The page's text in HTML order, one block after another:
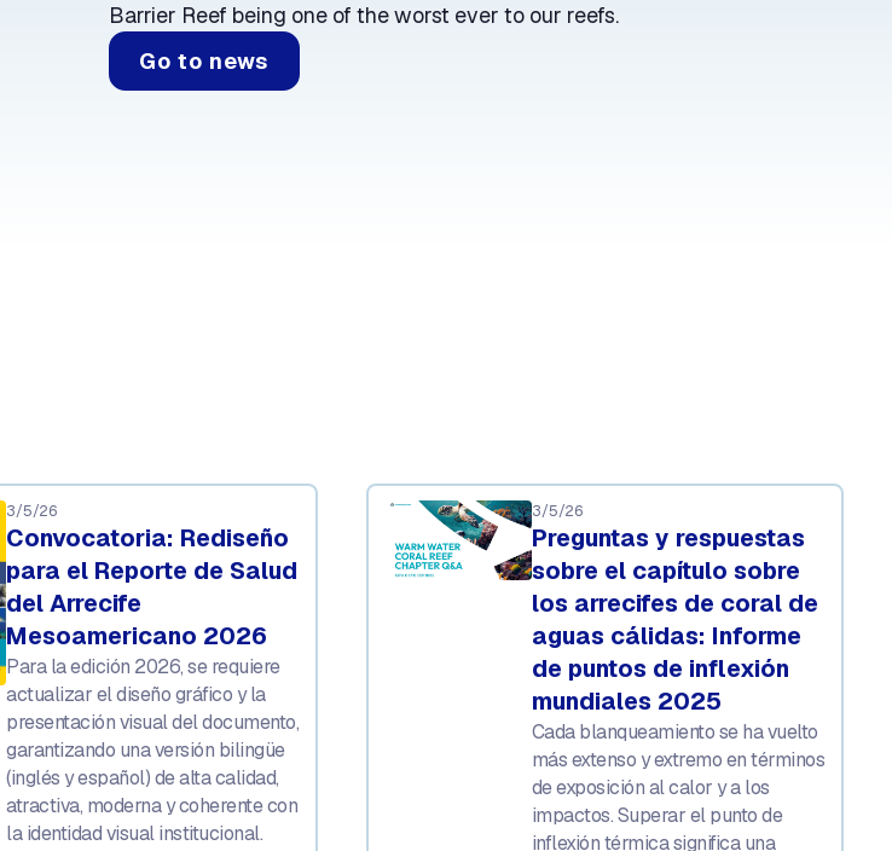
Barrier Reef being one of the worst ever to our reefs.
Go to news
3/5/26
Convocatoria: Rediseño
para el Reporte de Salud
del Arrecife
Mesoamericano 2026
Para la edición 2026, se requiere
actualizar el diseño gráfico y la
presentación visual del documento,
garantizando una versión bilingüe
(inglés y español) de alta calidad,
atractiva, moderna y coherente con
la identidad visual institucional.
3/5/26
Preguntas y respuestas
sobre el capítulo sobre
los arrecifes de coral de
aguas cálidas: Informe
de puntos de inflexión
mundiales 2025
Cada blanqueamiento se ha vuelto
más extenso y extremo en términos
de exposición al calor y a los
impactos. Superar el punto de
inflexión térmica significa una